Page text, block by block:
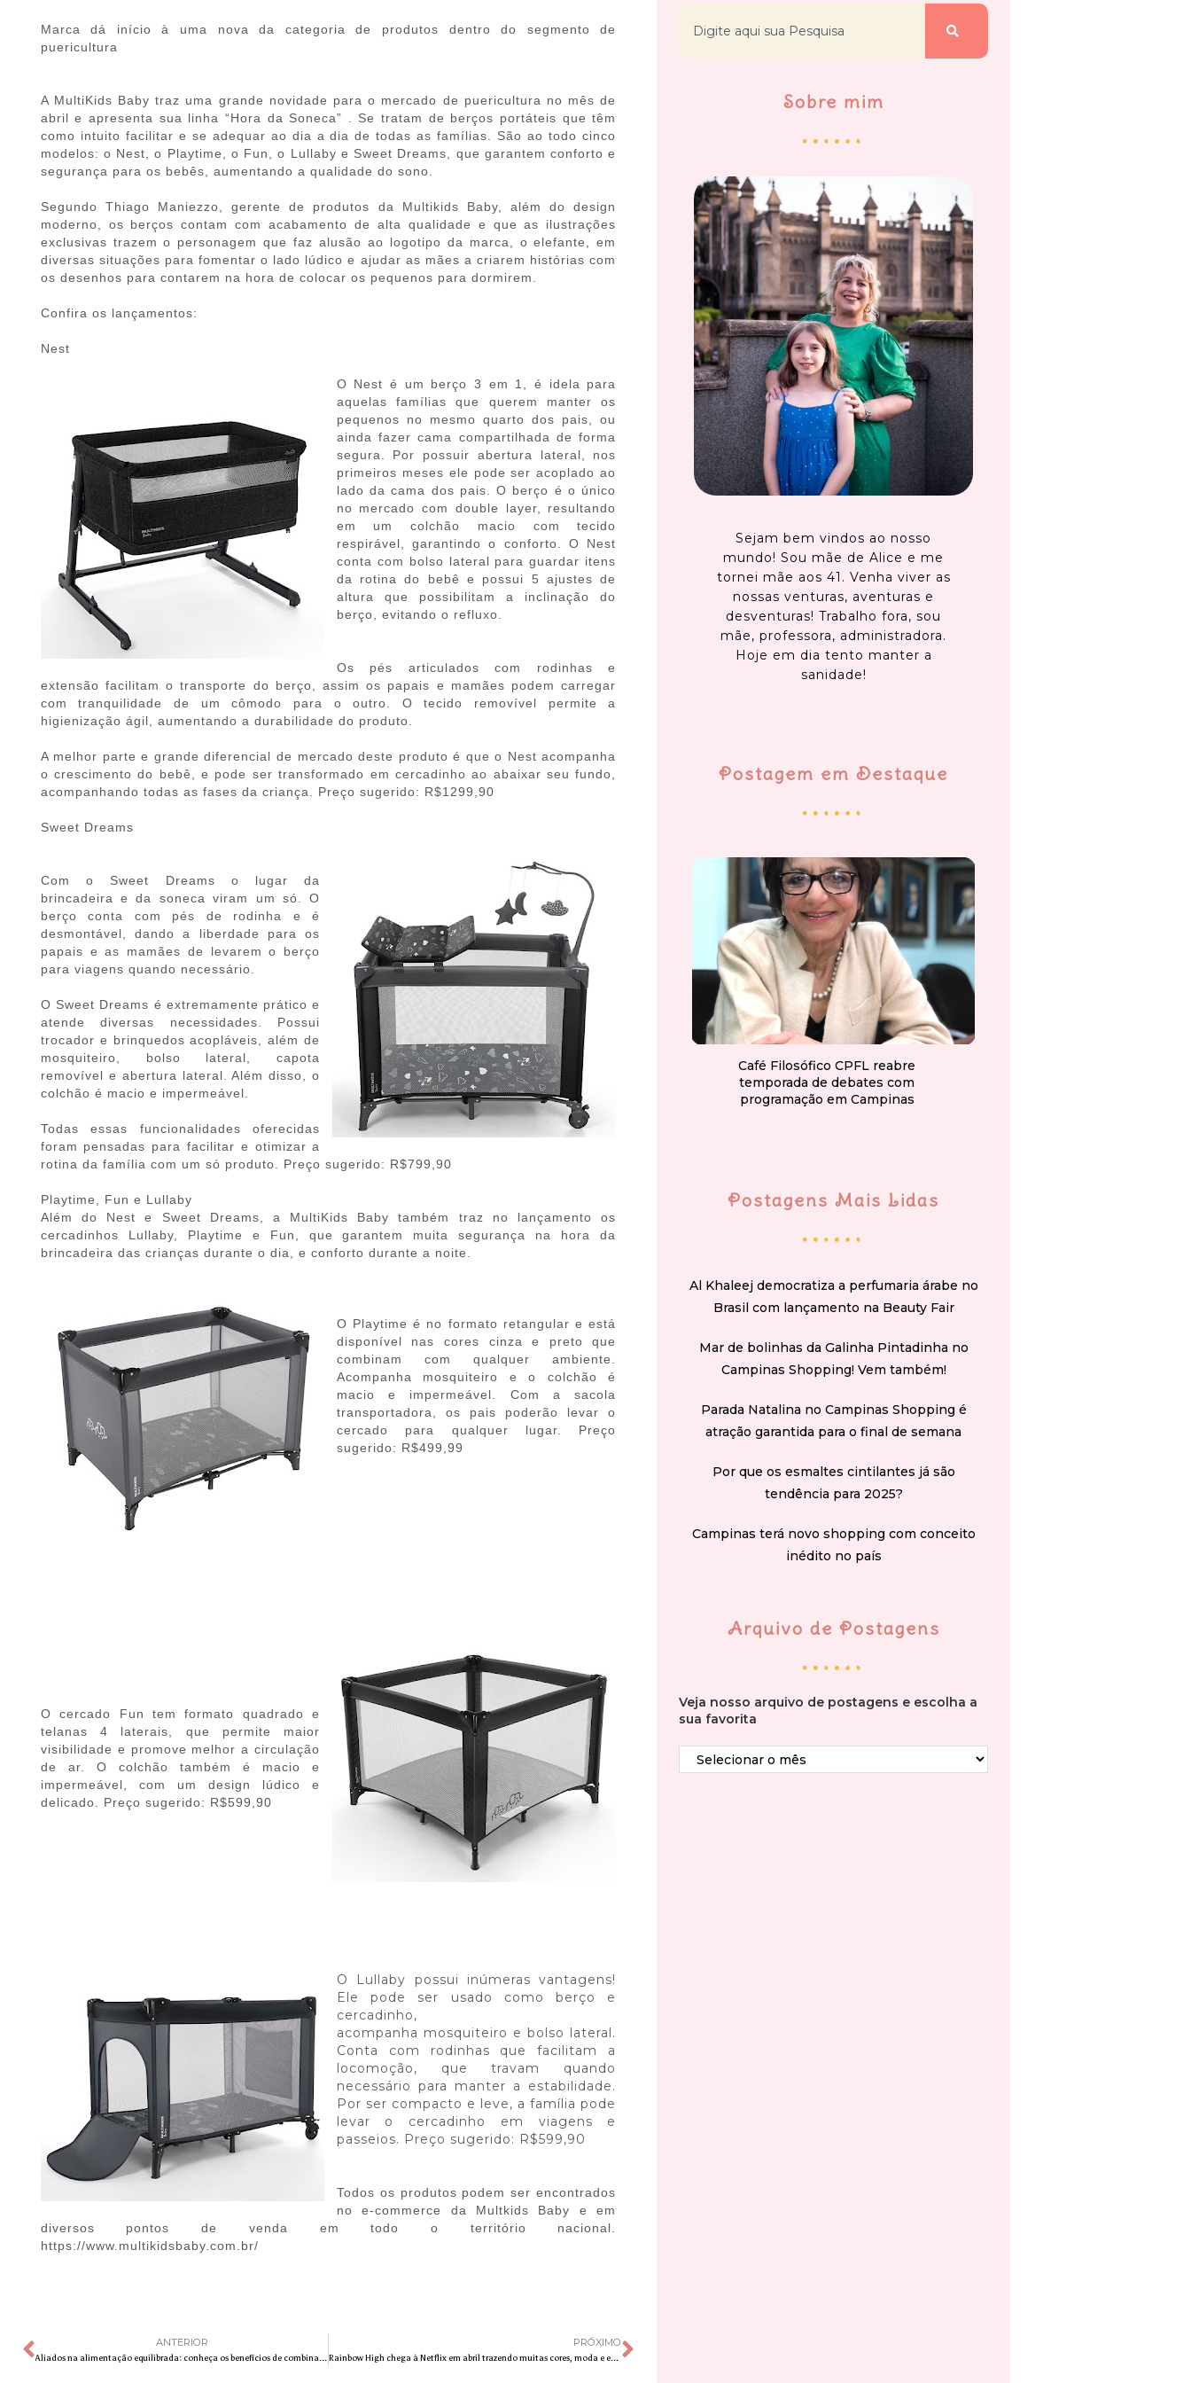
Marca dá início à uma nova da categoria de produtos dentro do segmento de
puericultura
A MultiKids Baby traz uma grande novidade para o mercado de puericultura no mês de
abril e apresenta sua linha “Hora da Soneca” . Se tratam de berços portáteis que têm
como intuito facilitar e se adequar ao dia a dia de todas as famílias. São ao todo cinco
modelos: o Nest, o Playtime, o Fun, o Lullaby e Sweet Dreams, que garantem conforto e
segurança para os bebês, aumentando a qualidade do sono.
Segundo Thiago Maniezzo, gerente de produtos da Multikids Baby, além do design
moderno, os berços contam com acabamento de alta qualidade e que as ilustrações
exclusivas trazem o personagem que faz alusão ao logotipo da marca, o elefante, em
diversas situações para fomentar o lado lúdico e ajudar as mães a criarem histórias com
os desenhos para contarem na hora de colocar os pequenos para dormirem.
Confira os lançamentos:
Nest
O Nest é um berço 3 em 1, é idela para
aquelas famílias que querem manter os
pequenos no mesmo quarto dos pais, ou
ainda fazer cama compartilhada de forma
segura. Por possuir abertura lateral, nos
primeiros meses ele pode ser acoplado ao
lado da cama dos pais. O berço é o único
no mercado com double layer, resultando
em um colchão macio com tecido
respirável, garantindo o conforto. O Nest
conta com bolso lateral para guardar itens
da rotina do bebê e possui 5 ajustes de
altura que possibilitam a inclinação do
berço, evitando o refluxo.
Os pés articulados com rodinhas e
extensão facilitam o transporte do berço, assim os papais e mamães podem carregar
com tranquilidade de um cômodo para o outro. O tecido removível permite a
higienização ágil, aumentando a durabilidade do produto.
A melhor parte e grande diferencial de mercado deste produto é que o Nest acompanha
o crescimento do bebê, e pode ser transformado em cercadinho ao abaixar seu fundo,
acompanhando todas as fases da criança. Preço sugerido: R$1299,90
Sweet Dreams
Com o Sweet Dreams o lugar da
brincadeira e da soneca viram um só. O
berço conta com pés de rodinha e é
desmontável, dando a liberdade para os
papais e as mamães de levarem o berço
para viagens quando necessário.
O Sweet Dreams é extremamente prático e
atende diversas necessidades. Possui
trocador e brinquedos acopláveis, além de
mosquiteiro, bolso lateral, capota
removível e abertura lateral. Além disso, o
colchão é macio e impermeável.
Todas essas funcionalidades oferecidas
foram pensadas para facilitar e otimizar a
rotina da família com um só produto. Preço sugerido: R$799,90
Playtime, Fun e Lullaby
Além do Nest e Sweet Dreams, a MultiKids Baby também traz no lançamento os
cercadinhos Lullaby, Playtime e Fun, que garantem muita segurança na hora da
brincadeira das crianças durante o dia, e conforto durante a noite.
O Playtime é no formato retangular e está
disponível nas cores cinza e preto que
combinam com qualquer ambiente.
Acompanha mosquiteiro e o colchão é
macio e impermeável. Com a sacola
transportadora, os pais poderão levar o
cercado para qualquer lugar. Preço
sugerido: R$499,99
O cercado Fun tem formato quadrado e
telanas 4 laterais, que permite maior
visibilidade e promove melhor a circulação
de ar. O colchão também é macio e
impermeável, com um design lúdico e
delicado. Preço sugerido: R$599,90
O Lullaby possui inúmeras vantagens!
Ele pode ser usado como berço e
cercadinho,
acompanha mosquiteiro e bolso lateral.
Conta com rodinhas que facilitam a
locomoção, que travam quando
necessário para manter a estabilidade.
Por ser compacto e leve, a família pode
levar o cercadinho em viagens e
passeios. Preço sugerido: R$599,90
Todos os produtos podem ser encontrados
no e-commerce da Multkids Baby e em
diversos pontos de venda em todo o território nacional.
https://www.multikidsbaby.com.br/
ANTERIOR
Aliados na alimentação equilibrada: conheça os benefícios de combinar temperos com alimentos umami
PRÓXIMO
Rainbow High chega à Netflix em abril trazendo muitas cores, moda e estilo!
Sobre mim
Sejam bem vindos ao nosso
mundo! Sou mãe de Alice e me
tornei mãe aos 41. Venha viver as
nossas venturas, aventuras e
desventuras! Trabalho fora, sou
mãe, professora, administradora.
Hoje em dia tento manter a
sanidade!
Postagem em Destaque
Café Filosófico CPFL reabre
temporada de debates com
programação em Campinas
Postagens Mais Lidas
Al Khaleej democratiza a perfumaria árabe no
Brasil com lançamento na Beauty Fair
Mar de bolinhas da Galinha Pintadinha no
Campinas Shopping! Vem também!
Parada Natalina no Campinas Shopping é
atração garantida para o final de semana
Por que os esmaltes cintilantes já são
tendência para 2025?
Campinas terá novo shopping com conceito
inédito no país
Arquivo de Postagens
Veja nosso arquivo de postagens e escolha a
sua favorita